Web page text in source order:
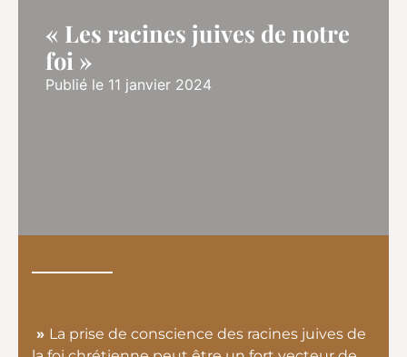
« Les racines juives de notre
foi »
Publié le 11 janvier 2024
» La prise de conscience des racines juives de